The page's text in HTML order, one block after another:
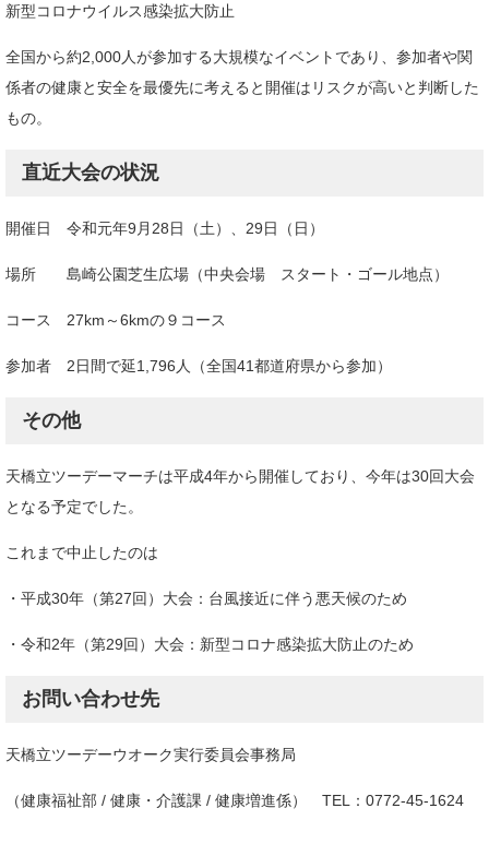
新型コロナウイルス感染拡大防止
全国から約2,000人が参加する大規模なイベントであり、参加者や関
係者の健康と安全を最優先に考えると開催はリスクが高いと判断した
もの。
直近大会の状況
開催日 令和元年9月28日（土）、29日（日）
場所 島崎公園芝生広場（中央会場 スタート・ゴール地点）
コース 27km～6kmの９コース
参加者 2日間で延1,796人（全国41都道府県から参加）
その他
天橋立ツーデーマーチは平成4年から開催しており、今年は30回大会
となる予定でした。
これまで中止したのは
・平成30年（第27回）大会：台風接近に伴う悪天候のため
・令和2年（第29回）大会：新型コロナ感染拡大防止のため
お問い合わせ先
天橋立ツーデーウオーク実行委員会事務局
（健康福祉部 / 健康・介護課 / 健康増進係） TEL：0772-45-1624